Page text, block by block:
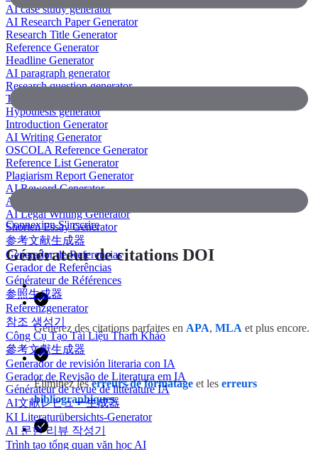
AI case study generator
AI Research Paper Generator
Research Title Generator
Reference Generator
Headline Generator
AI paragraph generator
Research question generator
Thesis paragraph generator
Hypothesis generator
Introduction Generator
AI Writing Generator
OSCOLA Reference Generator
Reference List Generator
Plagiarism Report Generator
AI Reword Generator
AI Bullet Point Generator
AI Legal Writing Generator
Shorten Essay Generator
参考文献生成器
Generador de Referencias
Gerador de Referências
Générateur de Références
参照生成器
Referenzgenerator
참조 생성기
Công Cụ Tạo Tài Liệu Tham Khảo
參考文獻生成器
Generador de revisión literaria con IA
Gerador de Revisão de Literatura em IA
Générateur de revue de littérature IA
AI文献レビュー生成器
KI Literaturübersichts-Generator
AI 문헌 리뷰 작성기
Trình tạo tổng quan văn học AI
ConnexionS'inscrire
Générateur de citations DOI
Générez des citations parfaites en APA, MLA et plus encore.
Éliminez leserreurs de formatage et les erreurs
bibliographiques.